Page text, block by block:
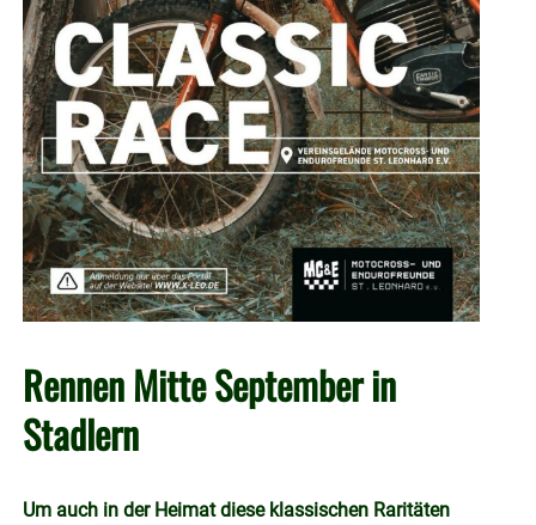
Rennen Mitte September in
Stadlern
Um auch in der Heimat diese klassischen Raritäten